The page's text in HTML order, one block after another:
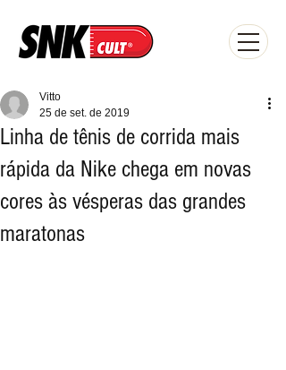
Linha de tênis de corrida mais
rápida da Nike chega em novas
cores às vésperas das grandes
maratonas
Vitto
25 de set. de 2019